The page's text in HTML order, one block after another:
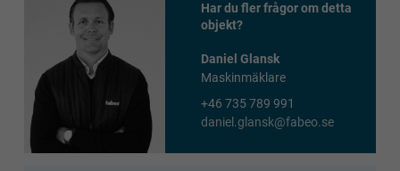
Har du fler frågor om detta
objekt?
Daniel Glansk
Maskinmäklare
+46 735 789 991
daniel.glansk@fabeo.se